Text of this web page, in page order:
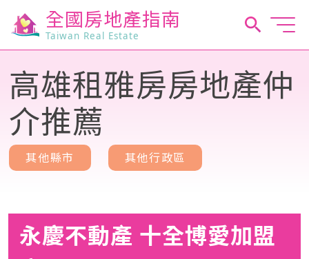
全國房地產指南
Taiwan Real Estate
高雄租雅房房地產仲
介推薦
其他縣市 其他行政區
永慶不動產 十全博愛加盟